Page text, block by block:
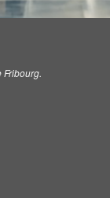
Fribourg.